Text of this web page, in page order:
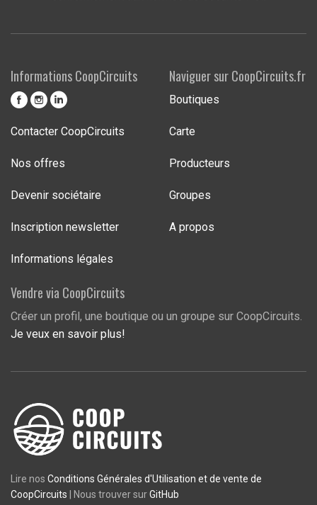
Informations CoopCircuits
Contacter CoopCircuits
Nos offres
Devenir sociétaire
Inscription newsletter
Informations légales
Naviguer sur CoopCircuits.fr
Boutiques
Carte
Producteurs
Groupes
A propos
Vendre via CoopCircuits
Créer un profil, une boutique ou un groupe sur CoopCircuits.
Je veux en savoir plus!
Lire nos Conditions Générales d'Utilisation et de vente de
CoopCircuits | Nous trouver surGitHub